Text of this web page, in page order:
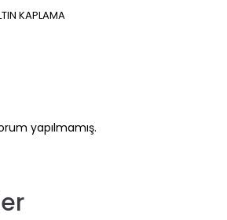
KAPLAMA
yapılmamış.